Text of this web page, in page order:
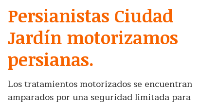
Persianistas Ciudad
Jardín motorizamos
persianas.
Los tratamientos motorizados se encuentran
amparados por una seguridad limitada para